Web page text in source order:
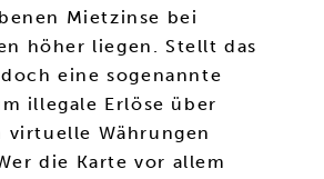
Mietzinse bei
höher liegen. Stellt das
eine sogenannte
illegale Erlöse über
virtuelle Währungen
die Karte vor allem